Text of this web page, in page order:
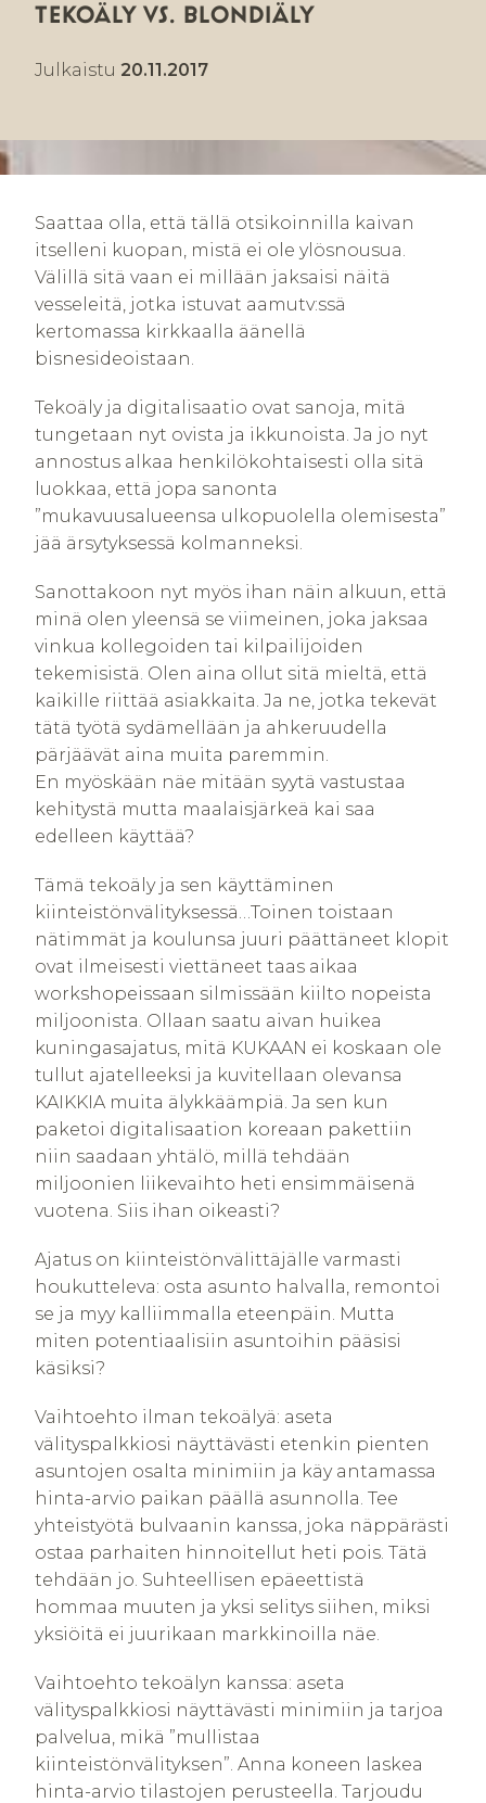
TEKOÄLY VS. BLONDIÄLY
Julkaistu 20.11.2017
Saattaa olla, että tällä otsikoinnilla kaivan
itselleni kuopan, mistä ei ole ylösnousua.
Välillä sitä vaan ei millään jaksaisi näitä
vesseleitä, jotka istuvat aamutv:ssä
kertomassa kirkkaalla äänellä
bisnesideoistaan.
Tekoäly ja digitalisaatio ovat sanoja, mitä
tungetaan nyt ovista ja ikkunoista. Ja jo nyt
annostus alkaa henkilökohtaisesti olla sitä
luokkaa, että jopa sanonta
”mukavuusalueensa ulkopuolella olemisesta”
jää ärsytyksessä kolmanneksi.
Sanottakoon nyt myös ihan näin alkuun, että
minä olen yleensä se viimeinen, joka jaksaa
vinkua kollegoiden tai kilpailijoiden
tekemisistä. Olen aina ollut sitä mieltä, että
kaikille riittää asiakkaita. Ja ne, jotka tekevät
tätä työtä sydämellään ja ahkeruudella
pärjäävät aina muita paremmin.
En myöskään näe mitään syytä vastustaa
kehitystä mutta maalaisjärkeä kai saa
edelleen käyttää?
Tämä tekoäly ja sen käyttäminen
kiinteistönvälityksessä…Toinen toistaan
nätimmät ja koulunsa juuri päättäneet klopit
ovat ilmeisesti viettäneet taas aikaa
workshopeissaan silmissään kiilto nopeista
miljoonista. Ollaan saatu aivan huikea
kuningasajatus, mitä KUKAAN ei koskaan ole
tullut ajatelleeksi ja kuvitellaan olevansa
KAIKKIA muita älykkäämpiä. Ja sen kun
paketoi digitalisaation koreaan pakettiin
niin saadaan yhtälö, millä tehdään
miljoonien liikevaihto heti ensimmäisenä
vuotena. Siis ihan oikeasti?
Ajatus on kiinteistönvälittäjälle varmasti
houkutteleva: osta asunto halvalla, remontoi
se ja myy kalliimmalla eteenpäin. Mutta
miten potentiaalisiin asuntoihin pääsisi
käsiksi?
Vaihtoehto ilman tekoälyä: aseta
välityspalkkiosi näyttävästi etenkin pienten
asuntojen osalta minimiin ja käy antamassa
hinta-arvio paikan päällä asunnolla. Tee
yhteistyötä bulvaanin kanssa, joka näppärästi
ostaa parhaiten hinnoitellut heti pois. Tätä
tehdään jo. Suhteellisen epäeettistä
hommaa muuten ja yksi selitys siihen, miksi
yksiöitä ei juurikaan markkinoilla näe.
Vaihtoehto tekoälyn kanssa: aseta
välityspalkkiosi näyttävästi minimiin ja tarjoa
palvelua, mikä ”mullistaa
kiinteistönvälityksen”. Anna koneen laskea
hinta-arvio tilastojen perusteella. Tarjoudu